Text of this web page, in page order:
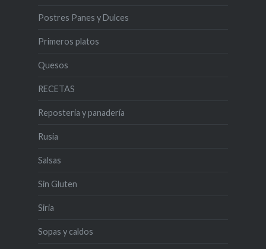
Postres Panes y Dulces
Primeros platos
Quesos
RECETAS
Reposteria y panadería
Rusia
Salsas
Sin Gluten
Siria
Sopas y caldos